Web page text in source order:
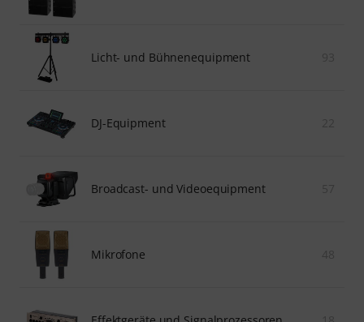
Licht- und Bühnenequipment
DJ-Equipment
Broadcast- und Videoequipment
Mikrofone